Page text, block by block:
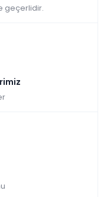
geçerlidir.